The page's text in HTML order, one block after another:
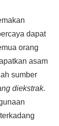
dapat
orang
asam
sumber
diekstrak.